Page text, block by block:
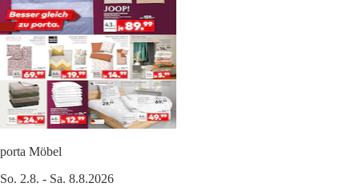
porta Möbel
So. 2.8. - Sa. 8.8.2026